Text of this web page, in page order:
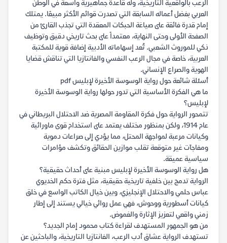
الرعب بالواقعية التاريخية، وله قاعدة جماهيرية واسعة في الوطن
العربي بفضل أعماله السابقة التي تصدرت قوائم الأكثر مبيعًا. يمتلك
إمام قدرة فائقة على صياغة الحبكات المعقدة التي تجذب القارئ من
الصفحة الأولى وحتى النهاية، معتمداً على بحث تاريخي دقيق وتوظيف
ذكي للموروث الشعبي. تُعد إسهاماته الأدبية إضافة قوية للمكتبة
العربية، خاصة في مجال الرعب النفسي والفانتازيا التي تناقش قضايا
الهوية والصراع الإنساني.
أسئلة شائعة حول رواية الوسوسة الأخيرة لإبليس pdf
ما هي الفكرة الأساسية التي تدور حولها رواية الوسوسة الأخيرة
لإبليس؟
تتمحور الرواية حول فكرة المقاومة المصرية ضد الاحتلال البريطاني في
عام 1914، ولكن بمنظور مختلف يعتمد على استخدام قوى ماورائية
وكيانات مرعبة لمواجهة المحتل، مما يؤدي إلى صراعات دموية
ومفاجآت غير متوقعة تقلب موازين الحقائق وتكشف مؤامرات
سياسية عميقة.
هل رواية الوسوسة الأخيرة لإبليس مبنية على أحداث حقيقية؟
الرواية تدمج بين خلفية تاريخية حقيقية، مثل فترة حكم الخديوي
عباس حلمي والاحتلال الإنجليزي، وبين خيال الكاتب الواسع في خلق
كيانات أسطورية ووحوش، فهي عمل روائي خيالي يستند إلى إطار
زمني واقعي لتعزيز الإثارة والغموض.
من هو الجمهور المستهدف لقراءة كتاب محمود إمام الجديد؟
تستهدف الرواية عشاق أدب الرعب، الفانتازيا التاريخية، والباحثين عن